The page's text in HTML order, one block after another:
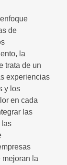
de
la
trata de un
experiencias
y los
en cada
las
las
mejoran la